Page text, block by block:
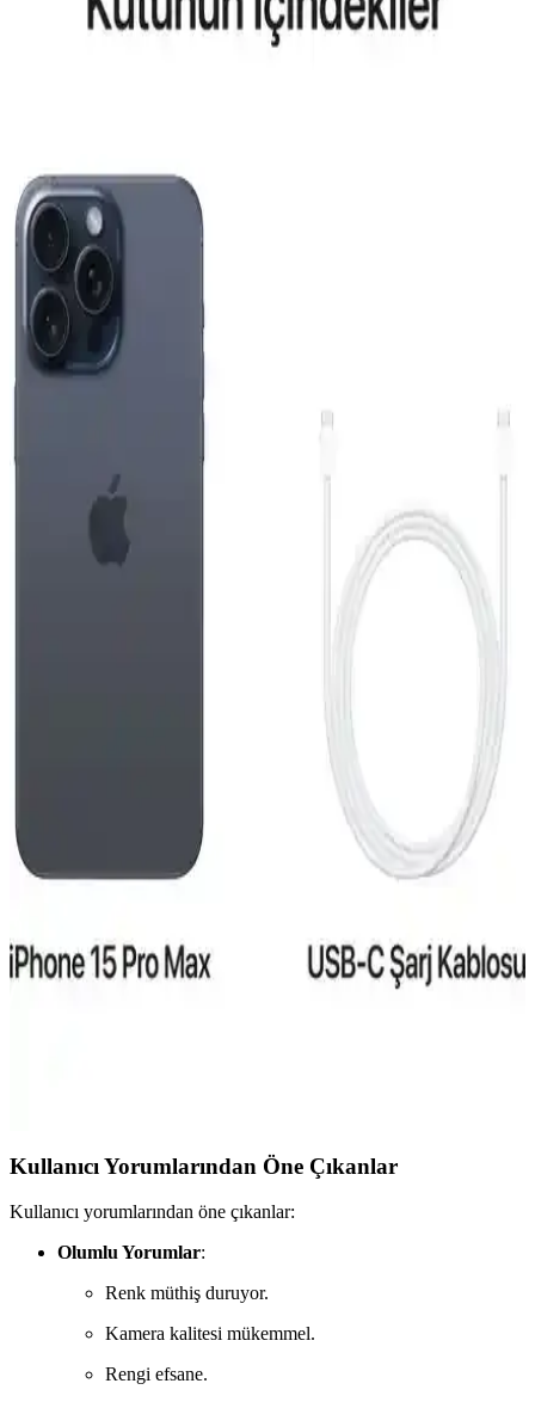
Reeder P13 Blue Max 2022 ve Lite 2022
Modellerinin Karşılaştırması ve Özellikleri
General Mobile GM 23 SE ve Casper VIA X40 Akıllı
Telefon Modellerinin Detaylı Karşılaştırması
İki telefonun ekran, pil, kamera ve performans özelliklerini
karşılaştırıyoruz. Günlük kullanımda avantajlar ve sınırlamalar
hakkında kapsamlı bilgi sunuyoruz.
Apple iPhone Air 512 GB Pamuk Beyazı: Hafif
Tasarım ve Yüksek Performanslı Akıllı Telefon
Apple iPhone Air 512 GB, ince ve hafif tasarımı, güçlü ekran ve
gelişmiş kamera sistemiyle günlük kullanımda yüksek performans
sunar.
Reeder S19 Max Beyaz Akıllı Telefon Günlük
Kullanım ve Özellikleri Detaylı İnceleme
Reeder S19 Max, şık tasarım, güçlü performans ve dayanıklılığıyla
günlük kullanım için ideal bir akıllı telefon. 4GB RAM ve 64GB
avantajlarıyla günlük ve profesyonel kullanımda fark yaratıyor.
Reeder S19 Max ve Pro Modellerinin Detaylı
Karşılaştırması 2023
ihtiyaçlarınıza daha uygun olduğunu öğrenin.
iPhone 15 Pro Taksit Seçenekleri ve Elektronik
Kullanıcı Yorumlarından Öne Çıkanlar
Kullanıcı yorumlarından öne çıkanlar:
Olumlu Yorumlar:
Renk müthiş duruyor.
Kamera kalitesi mükemmel.
Rengi efsane.